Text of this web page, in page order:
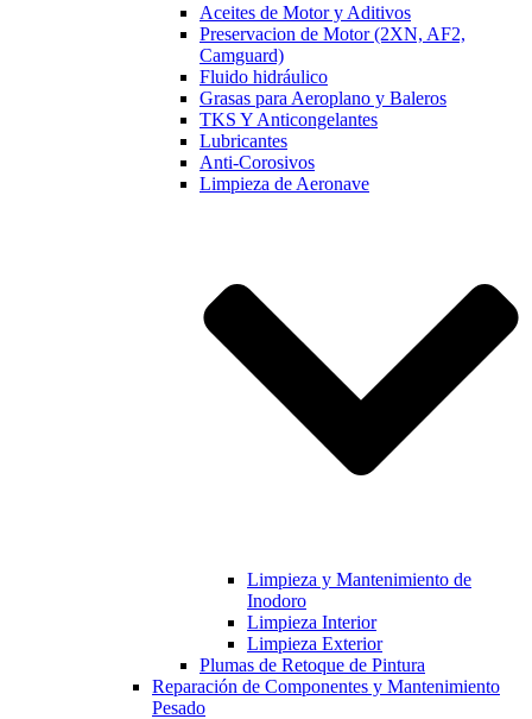
Aceites de Motor y Aditivos
Preservacion de Motor (2XN, AF2,
Camguard)
Fluido hidráulico
Grasas para Aeroplano y Baleros
TKS Y Anticongelantes
Lubricantes
Anti-Corosivos
Limpieza de Aeronave
Limpieza y Mantenimiento de
Inodoro
Limpieza Interior
Limpieza Exterior
Plumas de Retoque de Pintura
Reparación de Componentes y Mantenimiento
Pesado